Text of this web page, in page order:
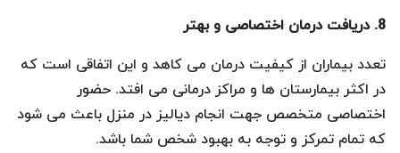
8. دریافت درمان اختصاصی و بهتر
تعدد بیماران از کیفیت درمان می کاهد و این اتفاقی است که
در اکثر بیمارستان ها و مراکز درمانی می افتد. حضور
اختصاصی متخصص جهت انجام دیالیز در منزل باعث می شود
که تمام تمرکز و توجه به بهبود شخص شما باشد.